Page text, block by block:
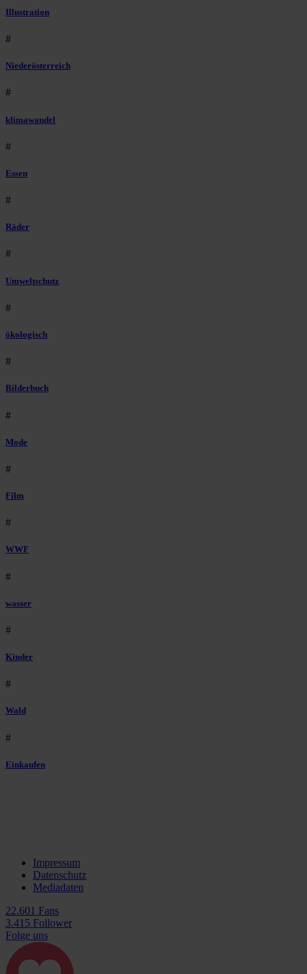
Illustration
#
Niederösterreich
#
klimawandel
#
Essen
#
Räder
#
Umweltschutz
#
ökologisch
#
Bilderbuch
#
Mode
#
Film
#
WWF
#
wasser
#
Kinder
#
Wald
#
Einkaufen
Impressum
Datenschutz
Mediadaten
22.601 Fans
3.415 Follower
Folge uns